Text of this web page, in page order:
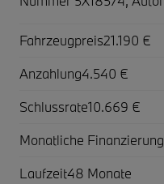
Fahrzeugpreis21.190 €
Anzahlung4.540 €
Schlussrate10.669 €
Monatliche
Laufzeit48 Monate